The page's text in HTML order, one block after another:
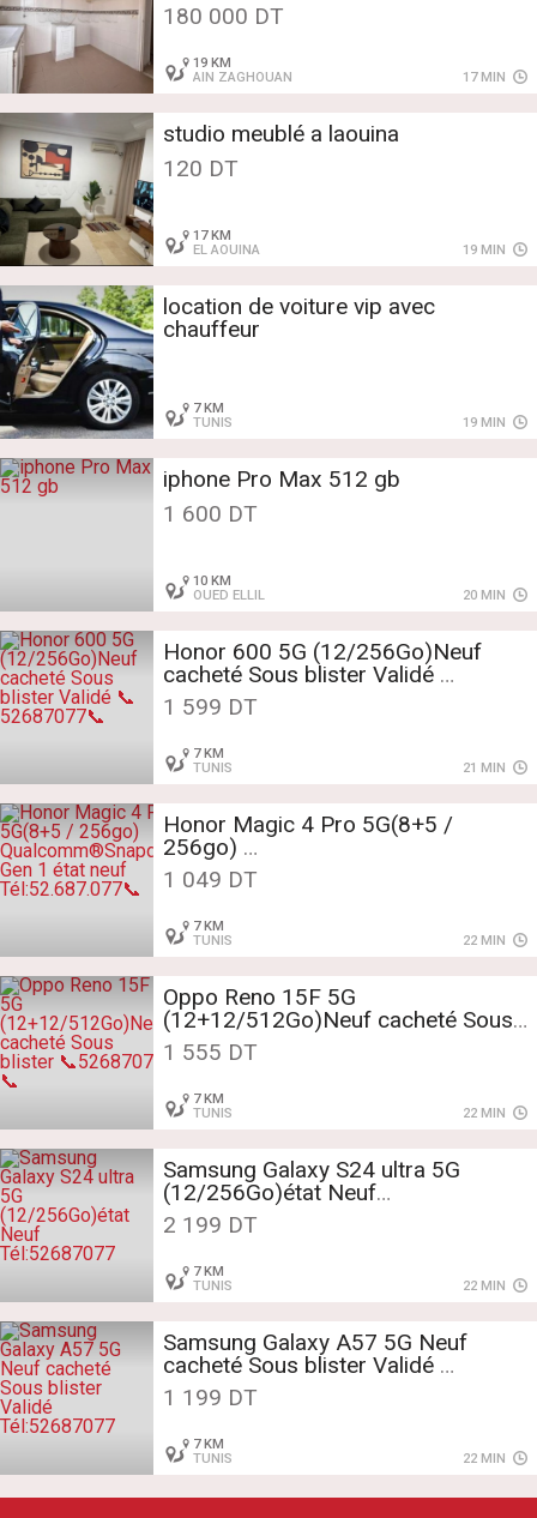
180 000 DT
19 KM
AIN ZAGHOUAN
17 MIN
studio meublé a laouina
120 DT
17 KM
EL AOUINA
19 MIN
location de voiture vip avec
chauffeur
7 KM
TUNIS
19 MIN
iphone Pro Max 512 gb
1 600 DT
10 KM
OUED ELLIL
20 MIN
Honor 600 5G (12/256Go)Neuf
cacheté Sous blister Validé
📞52687077📞
1 599 DT
7 KM
TUNIS
21 MIN
Honor Magic 4 Pro 5G(8+5 /
256go)
Qualcomm®Snapdragon™8 Gen 1
état neuf
Tél:52.687.077📞
1 049 DT
7 KM
TUNIS
22 MIN
Oppo Reno 15F 5G
(12+12/512Go)Neuf cacheté Sous
blister
📞52687077📞
1 555 DT
7 KM
TUNIS
22 MIN
Samsung Galaxy S24 ultra 5G
(12/256Go)état Neuf
Tél:52687077
2 199 DT
7 KM
TUNIS
22 MIN
Samsung Galaxy A57 5G Neuf
cacheté Sous blister Validé
Tél:52687077
1 199 DT
7 KM
TUNIS
22 MIN